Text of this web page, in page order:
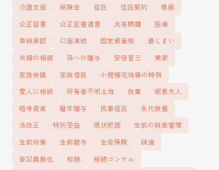
介護支援
保険金 信託 信託契約
債務
公正証書
公正証書遺言 共有問題
医療
単純承認
口座凍結 固定資産税
墓じまい
夫婦の相続
孫への贈与 安倍晋三
実家
家族会議
家族信託
小規模宅地等の特例
愛人に相続
所有者不明土地 放棄
昭恵夫人
暗号資産
暦年贈与 民事信託
永代供養
法改正
特別受益 現状把握
生前の財産管理
生前対策
生前贈与 生命保険
疎遠
登記義務化
相続
相続コンサル